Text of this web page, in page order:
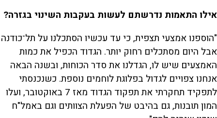
אילו התאמות נדרשתם לעשות בעקבות השינוי בגזרה?
"הוספנו אמצעי תצפית, כי עד עכשיו הסתכלנו על תל־כודנה
אבל היום מסתכלים רחוק יותר. הגדוד הכפיל את כמות
האמצעים שיש לו, הגדלנו את סדר הכוחות, ובשנה הבאה
אנחנו צפויים לגדול בפלוגת לוחמים נוספת. כשנכנסתי
לתפקיד תחקרתי את תפקוד הגדוד מאז 7 באוקטובר, ועלו
המון תובנות, גם בהיבט של הפעלת הצוותים וגם באמל"ח